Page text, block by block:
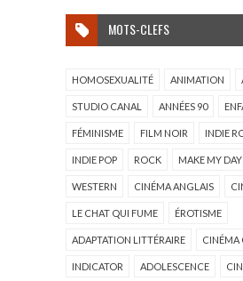
MOTS-CLEFS
HOMOSEXUALITÉ ANIMATION
STUDIO CANAL ANNÉES 90
FÉMINISME FILM NOIR INDIE
INDIE POP ROCK MAKE MY DAY
WESTERN CINÉMA ANGLAIS
LE CHAT QUI FUME ÉROTISME
ADAPTATION LITTÉRAIRE CINÉMA
INDICATOR ADOLESCENCE